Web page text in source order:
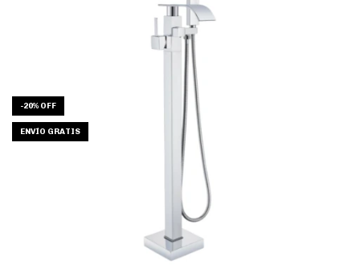
-20% OFF
ENVÍO GRATIS